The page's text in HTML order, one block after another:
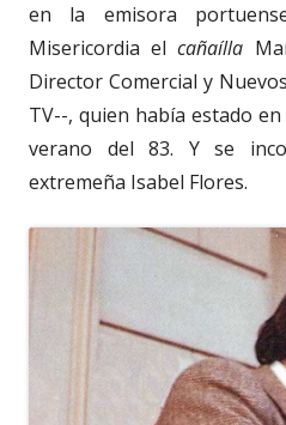
en la emisora
Misericordia elcañaílla
Director Comercial y
TV--, quien había estado en
verano del 83. Y se
extremeña Isabel Flores.